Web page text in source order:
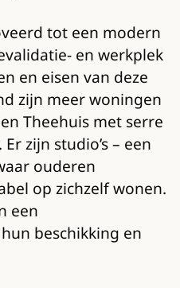
tot een modern
en werkplek
en eisen van deze
zijn meer woningen
Theehuis met serre
zijn studio’s – een
ouderen
op zichzelf wonen.
een
beschikking en